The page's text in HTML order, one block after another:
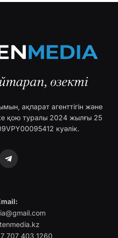
ақпарат агенттігін және
қою туралы 2024 жылғы 25
куәлік.
Telegram
707 403 1260